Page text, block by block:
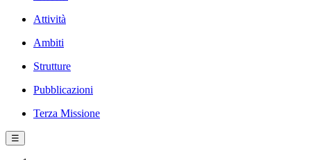
Attività
Ambiti
Strutture
Pubblicazioni
Terza Missione
☰